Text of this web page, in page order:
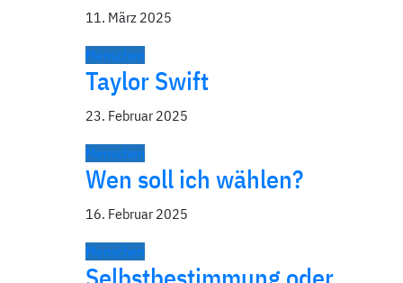
11. März 2025
Menschen
Taylor Swift
23. Februar 2025
Menschen
Wen soll ich wählen?
16. Februar 2025
Menschen